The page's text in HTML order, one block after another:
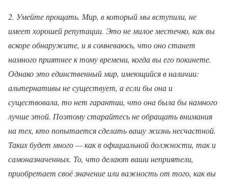
2. Умейте прощать. Мир, в который мы вступили, не
имеет хорошей репутации. Это не милое местечко, как вы
вскоре обнаружите, и я сомневаюсь, что оно станет
намного приятнее к тому времени, когда вы его покинете.
Однако это единственный мир, имеющийся в наличии:
альтернативы не существует, а если бы она и
существовала, то нет гарантии, что она была бы намного
лучше этой. Поэтому старайтесь не обращать внимания
на тех, кто попытается сделать вашу жизнь несчастной.
Таких будет много — как в официальной должности, так и
самоназначенных. То, что делают ваши неприятели,
приобретает своё значение или важность от того, как вы